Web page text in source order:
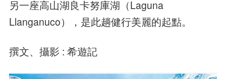
另一座高山湖良卡努庫湖（Laguna
Llanganuco），是此趟健行美麗的起點。
撰文、攝影 : 希遊記